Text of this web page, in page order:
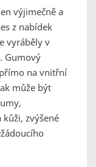
výjimečně a
z nabídek
vyráběly v
Gumový
na vnitřní
může být
kůži, zvýšené